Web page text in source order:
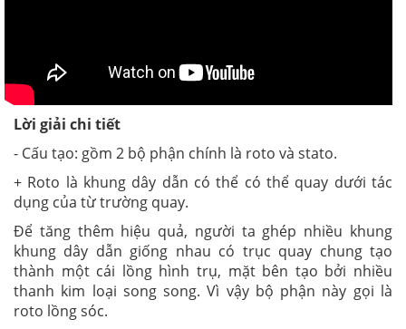
Lời giải chi tiết
- Cấu tạo: gồm 2 bộ phận chính là roto và stato.
+ Roto là khung dây dẫn có thể có thể quay dưới tác
dụng của từ trường quay.
Để tăng thêm hiệu quả, người ta ghép nhiều khung
khung dây dẫn giống nhau có trục quay chung tạo
thành một cái lồng hình trụ, mặt bên tạo bởi nhiều
thanh kim loại song song. Vì vậy bộ phận này gọi là
roto lồng sóc.